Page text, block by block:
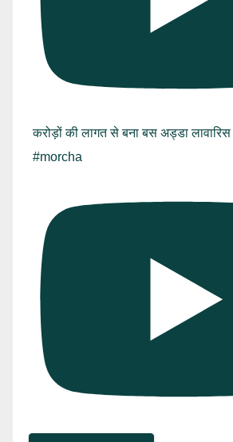
करोड़ों की लागत से बना बस अड्डा
#morcha